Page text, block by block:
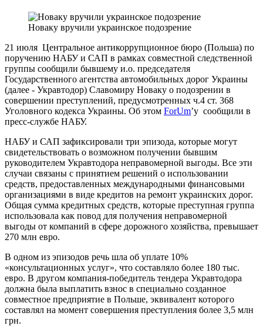
Новаку вручили украинское подозрение
21 июля Центральное антикоррупционное бюро (Польша) по
поручению НАБУ и САП в рамках совместной следственной
группы сообщили бывшему и.о. председателя
Государственного агентства автомобильных дорог Украины
(далее - Укравтодор) Славомиру Новаку о подозрении в
совершении преступлений, предусмотренных ч.4 ст. 368
Уголовного кодекса Украины. Об этом ForUm’у сообщили в
пресс-службе НАБУ.
НАБУ и САП зафиксировали три эпизода, которые могут
свидетельствовать о возможном получении бывшим
руководителем Укравтодора неправомерной выгоды. Все эти
случаи связаны с принятием решений о использовании
средств, предоставленных международными финансовыми
организациями в виде кредитов на ремонт украинских дорог.
Общая сумма кредитных средств, которые преступная группа
использовала как повод для получения неправомерной
выгоды от компаний в сфере дорожного хозяйства, превышает
270 млн евро.
В одном из эпизодов речь шла об уплате 10%
«консультационных услуг», что составляло более 180 тыс.
евро. В другом компания-победитель тендера Укравтодора
должна была выплатить взнос в специально созданное
совместное предприятие в Польше, эквивалент которого
составлял на момент совершения преступления более 3,5 млн
грн.